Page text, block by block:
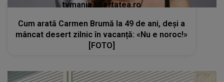
tvmania.libertatea.ro
Cum arată Carmen Brumă la 49 de ani, deși a
mâncat desert zilnic în vacanță: «Nu e noroc!»
[FOTO]